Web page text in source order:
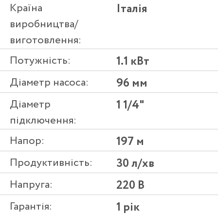
Країна
виробництва/
виготовлення:
Італія
Потужність: 1.1 кВт
Діаметр насоса: 96 мм
Діаметр
підключення:
1 1/4"
Напор: 197 м
Продуктивність: 30 л/хв
Напруга: 220 В
Гарантія: 1 рік